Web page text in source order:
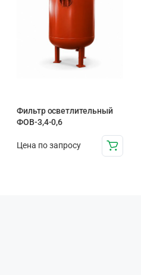
Фильтр осветлительный
ФОВ-3,4-0,6
Цена по запросу